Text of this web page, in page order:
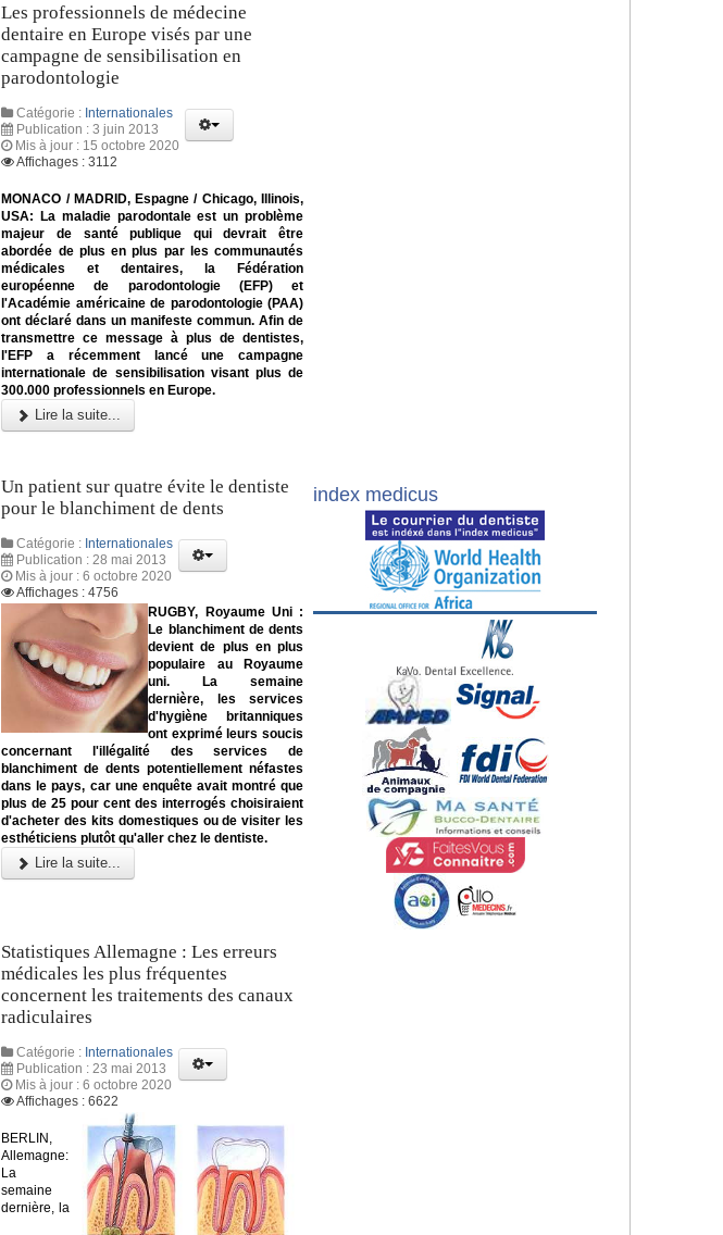
Les professionnels de médecine
dentaire en Europe visés par une
campagne de sensibilisation en
parodontologie
Catégorie : Internationales
Publication : 3 juin 2013
Mis à jour : 15 octobre 2020
Affichages : 3112
MONACO / MADRID, Espagne / Chicago, Illinois,
USA: La maladie parodontale est un problème
majeur de santé publique qui devrait être
abordée de plus en plus par les communautés
médicales et dentaires, la Fédération
européenne de parodontologie (EFP) et
l'Académie américaine de parodontologie (PAA)
ont déclaré dans un manifeste commun. Afin de
transmettre ce message à plus de dentistes,
l'EFP a récemment lancé une campagne
internationale de sensibilisation visant plus de
300.000 professionnels en Europe.
Lire la suite...
Un patient sur quatre évite le dentiste
pour le blanchiment de dents
Catégorie : Internationales
Publication : 28 mai 2013
Mis à jour : 6 octobre 2020
Affichages : 4756
RUGBY, Royaume Uni :
Le blanchiment de dents
devient de plus en plus
populaire au Royaume
uni. La semaine
dernière, les services
d'hygiène britanniques
ont exprimé leurs soucis
concernant l'illégalité des services de
blanchiment de dents potentiellement néfastes
dans le pays, car une enquête avait montré que
plus de 25 pour cent des interrogés choisiraient
d'acheter des kits domestiques ou de visiter les
esthéticiens plutôt qu'aller chez le dentiste.
Lire la suite...
Statistiques Allemagne : Les erreurs
médicales les plus fréquentes
concernent les traitements des canaux
radiculaires
Catégorie : Internationales
Publication : 23 mai 2013
Mis à jour : 6 octobre 2020
Affichages : 6622
BERLIN,
Allemagne:
La
semaine
dernière, la
index medicus